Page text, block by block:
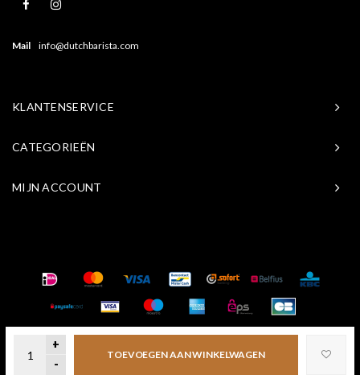
+
-
TOEVOEGEN AAN WINKELWAGEN
Mail info@dutchbarista.com
KLANTENSERVICE
CATEGORIEËN
MIJN ACCOUNT